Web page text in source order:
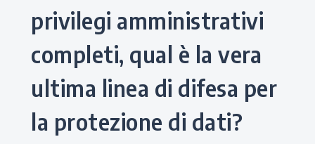
privilegi amministrativi
completi, qual è la vera
ultima linea di difesa per
la protezione di dati?